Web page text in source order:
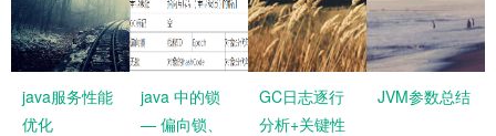
java服务性能
优化
java 中的锁
— 偏向锁、
GC日志逐行
分析+关键性
JVM参数总结